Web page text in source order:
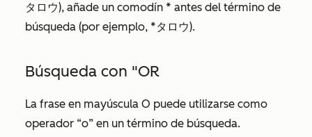
タロウ), añade un comodín * antes del término de
búsqueda (por ejemplo, *タロウ).
Búsqueda con "OR
La frase en mayúscula O puede utilizarse como
operador “o” en un término de búsqueda.